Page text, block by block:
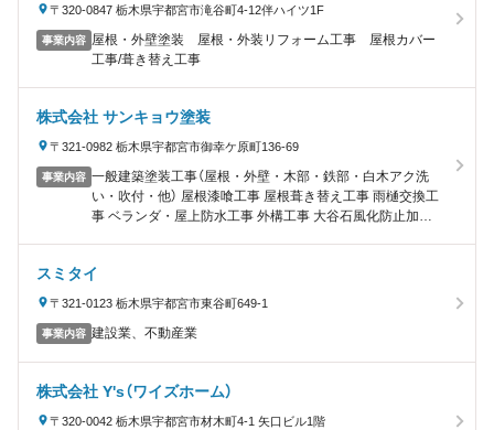
〒320-0847 栃木県宇都宮市滝谷町4-12伴ハイツ1F
事業内容 屋根・外壁塗装 屋根・外装リフォーム工事 屋根カバー
工事/葺き替え工事
株式会社 サンキョウ塗装
〒321-0982 栃木県宇都宮市御幸ケ原町136-69
事業内容 一般建築塗装工事（屋根・外壁・木部・鉄部・白木アク洗
い・吹付・他） 屋根漆喰工事 屋根葺き替え工事 雨樋交換工
事 ベランダ・屋上防水工事 外構工事 大谷石風化防止加工
掃・クラック補修・瓦止め工事）
スミタイ
〒321-0123 栃木県宇都宮市東谷町649-1
事業内容 建設業、不動産業
株式会社 Y's（ワイズホーム）
〒320-0042 栃木県宇都宮市材木町4-1 矢口ビル1階